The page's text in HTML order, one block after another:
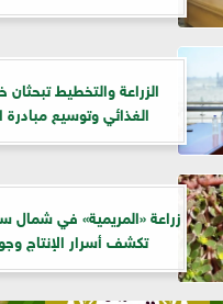
الزراعة والتخطيط تبحثان
الغذائي وتوسيع مبادرة
زراعة «المريمية» في شمال
تكشف أسرار الإنتاج